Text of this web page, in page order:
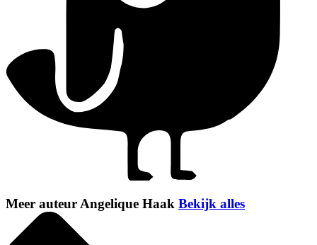
Meer auteur Angelique Haak Bekijk alles